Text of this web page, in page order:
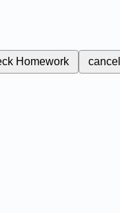
Homework cancel